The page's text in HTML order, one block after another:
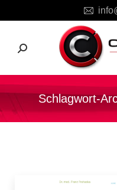
Search:
Schlagwort-